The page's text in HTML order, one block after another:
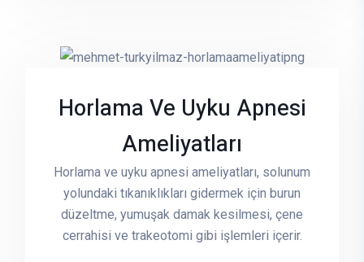
Horlama Ve Uyku Apnesi
Ameliyatları
Horlama ve uyku apnesi ameliyatları, solunum
yolundaki tıkanıklıkları gidermek için burun
düzeltme, yumuşak damak kesilmesi, çene
cerrahisi ve trakeotomi gibi işlemleri içerir.